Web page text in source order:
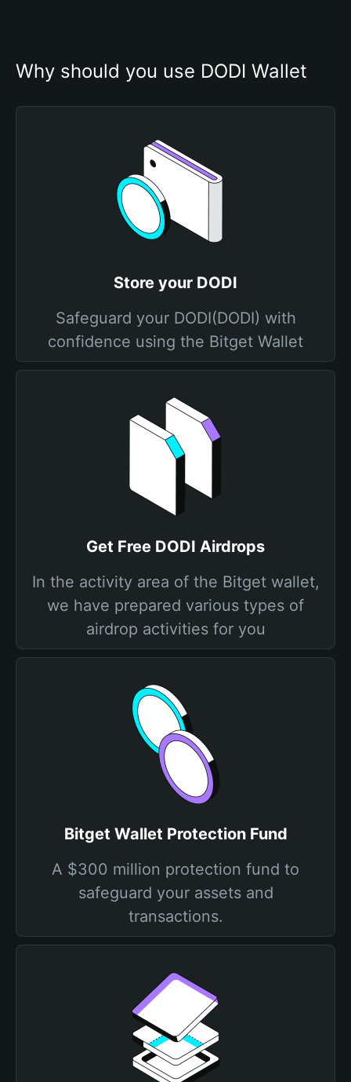
Why should you use DODI Wallet
Store your DODI
Safeguard your DODI(DODI) with
confidence using the Bitget Wallet
Get Free DODI Airdrops
In the activity area of the Bitget wallet,
we have prepared various types of
airdrop activities for you
Bitget Wallet Protection Fund
A $300 million protection fund to
safeguard your assets and
transactions.